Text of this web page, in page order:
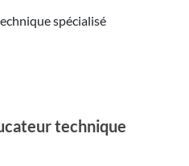
spécialisé
technique